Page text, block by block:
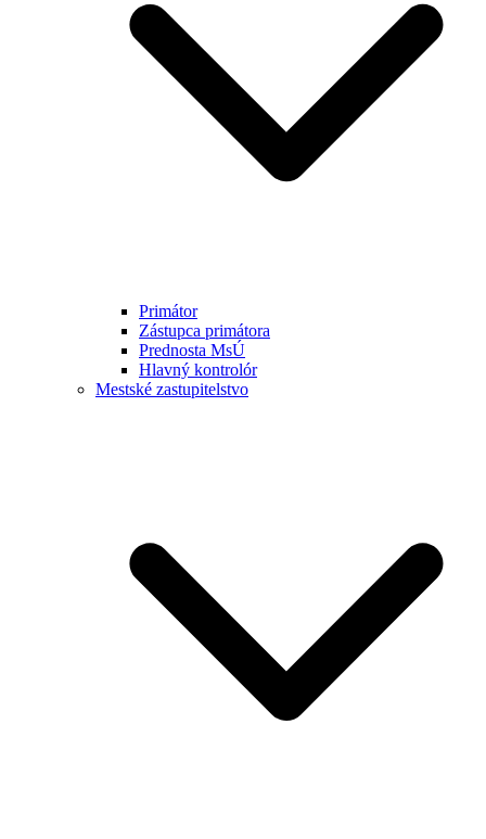
Primátor
Zástupca primátora
Prednosta MsÚ
Hlavný kontrolór
Mestské zastupitelstvo